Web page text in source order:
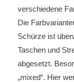
verschiedene
Die
Schürze ist
Taschen und
abgesetzt.
„mixed“. Hier